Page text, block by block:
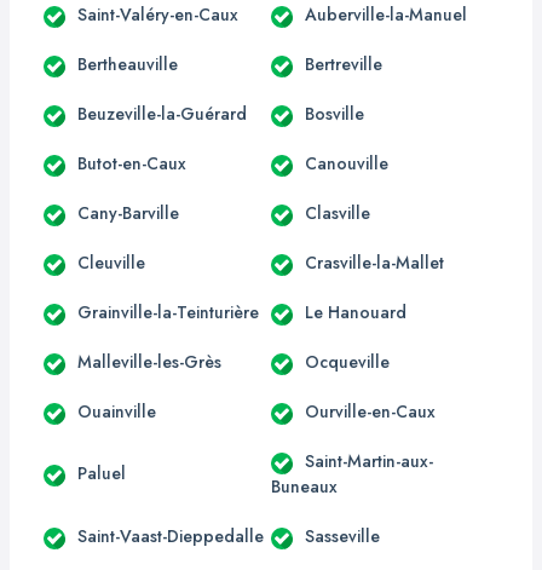
Saint-Valéry-en-Caux Auberville-la-Manuel
Bertheauville Bertreville
Beuzeville-la-Guérard Bosville
Butot-en-Caux Canouville
Cany-Barville Clasville
Cleuville Crasville-la-Mallet
Grainville-la-Teinturière Le Hanouard
Malleville-les-Grès Ocqueville
Ouainville Ourville-en-Caux
Paluel
Saint-Martin-aux-
Buneaux
Saint-Vaast-Dieppedalle Sasseville